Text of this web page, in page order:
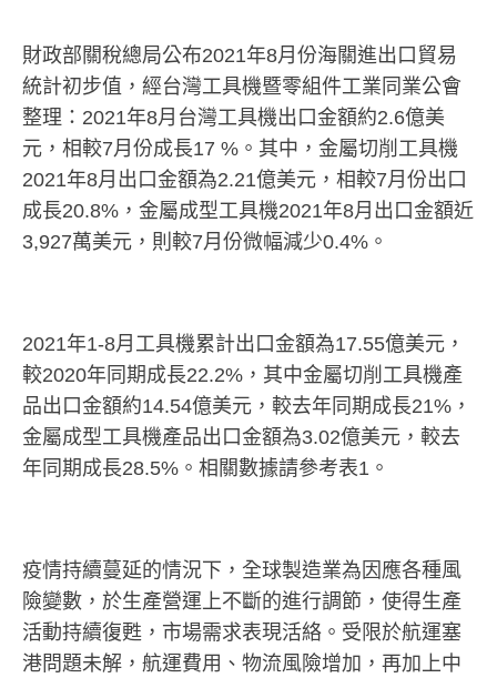
財政部關稅總局公布2021年8月份海關進出口貿易
統計初步值，經台灣工具機暨零組件工業同業公會
整理：2021年8月台灣工具機出口金額約2.6億美
元，相較7月份成長17 %。其中，金屬切削工具機
2021年8月出口金額為2.21億美元，相較7月份出口
成長20.8%，金屬成型工具機2021年8月出口金額近
3,927萬美元，則較7月份微幅減少0.4%。
2021年1-8月工具機累計出口金額為17.55億美元，
較2020年同期成長22.2%，其中金屬切削工具機產
品出口金額約14.54億美元，較去年同期成長21%，
金屬成型工具機產品出口金額為3.02億美元，較去
年同期成長28.5%。相關數據請參考表1。
疫情持續蔓延的情況下，全球製造業為因應各種風
險變數，於生產營運上不斷的進行調節，使得生產
活動持續復甦，市場需求表現活絡。受限於航運塞
港問題未解，航運費用、物流風險增加，再加上中